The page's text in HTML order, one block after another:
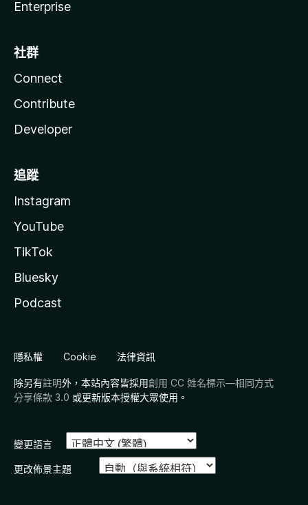
Enterprise
社群
Connect
Contribute
Developer
追蹤
Instagram
YouTube
TikTok
Bluesky
Podcast
隱私權 Cookie 法律資訊
除另有註明外，本站內容皆採用創用 CC 姓名標示—相同方式
分享條款 3.0 或更新版本授權大眾使用。
變更語言
更改佈景主題